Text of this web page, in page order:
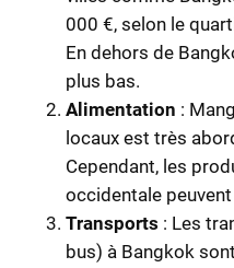
000 €, selon le
En dehors de
plus bas.
Alimentation :
locaux est très
Cependant, les
occidentale
Transports : Les
bus) à Bangkok